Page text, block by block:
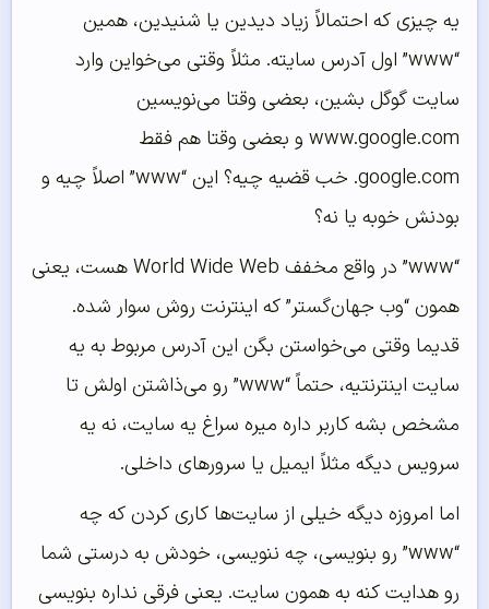
یه چیزی که احتمالاً زیاد دیدین یا شنیدین، همین
“www” اول آدرس سایته. مثلاً وقتی می‌خواین وارد
سایت گوگل بشین، بعضی وقتا می‌نویسین
www.google.com و بعضی وقتا هم فقط
google.com. خب قضیه چیه؟ این “www” اصلاً چیه و
بودنش خوبه یا نه؟
“www” در واقع مخفف World Wide Web هست، یعنی
همون “وب جهان‌گستر” که اینترنت روش سوار شده.
قدیما وقتی می‌خواستن بگن این آدرس مربوط به یه
سایت اینترنتیه، حتماً “www” رو می‌ذاشتن اولش تا
مشخص بشه کاربر داره میره سراغ یه سایت، نه یه
سرویس دیگه مثلاً ایمیل یا سرورهای داخلی.
اما امروزه دیگه خیلی از سایت‌ها کاری کردن که چه
“www” رو بنویسی، چه ننویسی، خودش به درستی شما
رو هدایت کنه به همون سایت. یعنی فرقی نداره بنویسی